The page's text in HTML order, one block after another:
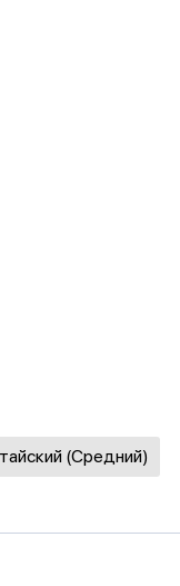
(Средний)